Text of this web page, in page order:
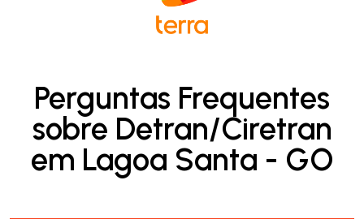
Perguntas Frequentes
sobre Detran/Ciretran
em Lagoa Santa - GO